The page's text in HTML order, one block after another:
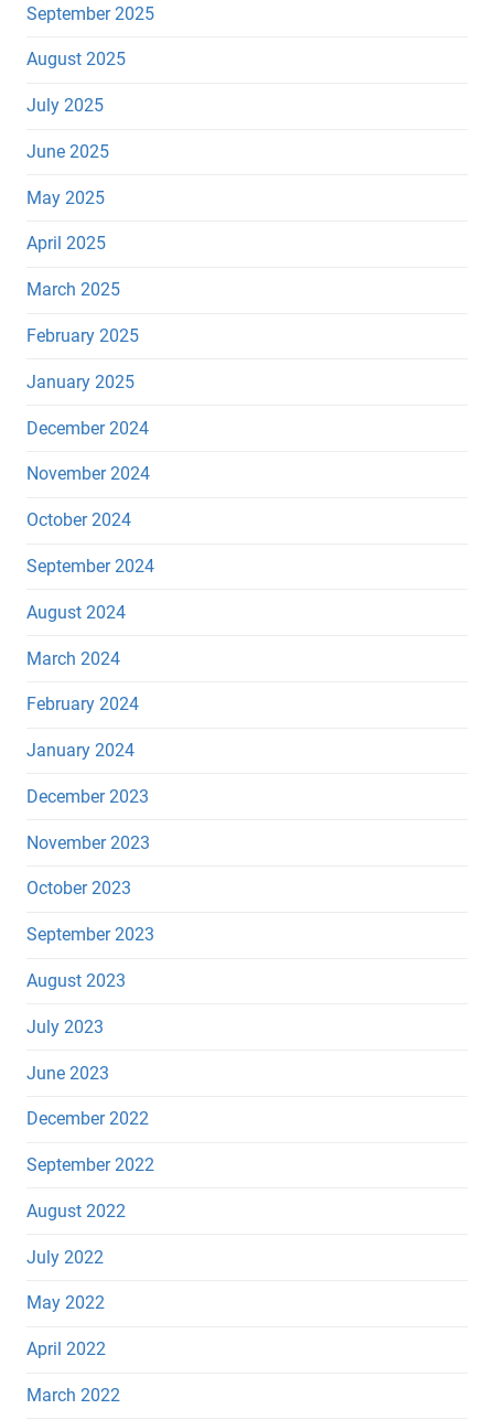
September 2025
August 2025
July 2025
June 2025
May 2025
April 2025
March 2025
February 2025
January 2025
December 2024
November 2024
October 2024
September 2024
August 2024
March 2024
February 2024
January 2024
December 2023
November 2023
October 2023
September 2023
August 2023
July 2023
June 2023
December 2022
September 2022
August 2022
July 2022
May 2022
April 2022
March 2022